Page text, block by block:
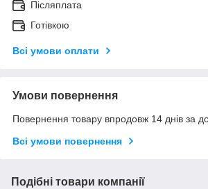
Післяплата
Готівкою
Всі умови оплати
Умови повернення
Повернення товару впродовж 14 днів за
Всі умови повернення
Подібні товари компанії